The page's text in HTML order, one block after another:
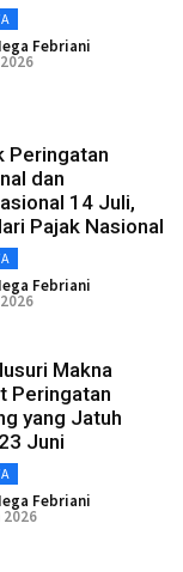
Febriani
Peringatan
dan
14 Juli,
Pajak Nasional
Febriani
Makna
Peringatan
yang Jatuh
Juni
Febriani
2026